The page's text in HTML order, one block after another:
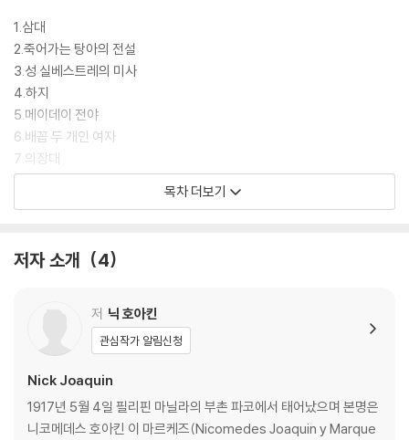
1.삼대
2.죽어가는 탕아의 전설
3.성 실베스트레의 미사
4.하지
5.메이데이 전야
6.배꼽 두 개인 여자
7.의장대
작품 해설
옮긴이 소개
목차 더보기
저자 소개 4
저 닉 호아킨
관심작가 알림신청
Nick Joaquin
1917년 5월 4일 필리핀 마닐라의 부촌 파코에서 태어났으며 본명은
니코메데스 호아킨 이 마르케즈(Nicomedes Joaquin y Marque